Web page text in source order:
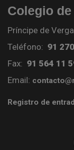
Colegio
Príncipe de
Teléfono: 91
Fax: 91 564 11
Email:
Registro de